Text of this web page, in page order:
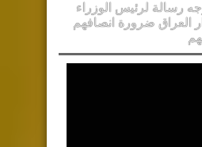
رسالة لرئيس الوزراء
العراق ضرورة انصافهم